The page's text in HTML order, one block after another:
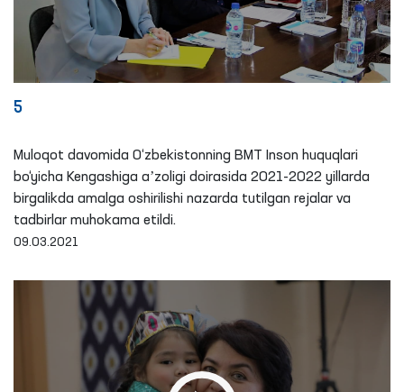
5
Muloqot davomida O‘zbekistonning BMT Inson huquqlari
bo‘yicha Kengashiga aʼzoligi doirasida 2021-2022 yillarda
birgalikda amalga oshirilishi nazarda tutilgan rejalar va
tadbirlar muhokama etildi.
09.03.2021